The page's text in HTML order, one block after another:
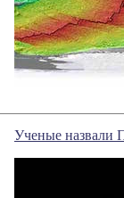
Ученые назвали